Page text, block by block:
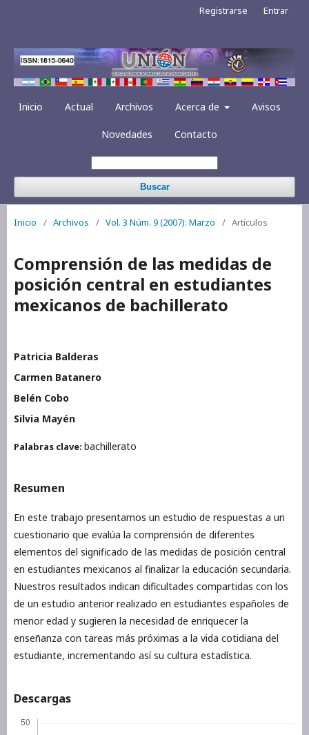
Inicio Actual Archivos Acerca de Avisos
Novedades Contacto
Buscar
Registrarse Entrar
Inicio / Archivos / Vol. 3 Núm. 9 (2007): Marzo / Artículos
Comprensión de las medidas de
posición central en estudiantes
mexicanos de bachillerato
Patricia Balderas
Carmen Batanero
Belén Cobo
Silvia Mayén
Palabras clave: bachillerato
Resumen
En este trabajo presentamos un estudio de respuestas a un
cuestionario que evalúa la comprensión de diferentes
elementos del significado de las medidas de posición central
en estudiantes mexicanos al finalizar la educación secundaria.
Nuestros resultados indican dificultades compartidas con los
de un estudio anterior realizado en estudiantes españoles de
menor edad y sugieren la necesidad de enriquecer la
enseñanza con tareas más próximas a la vida cotidiana del
estudiante, incrementando así su cultura estadística.
Descargas